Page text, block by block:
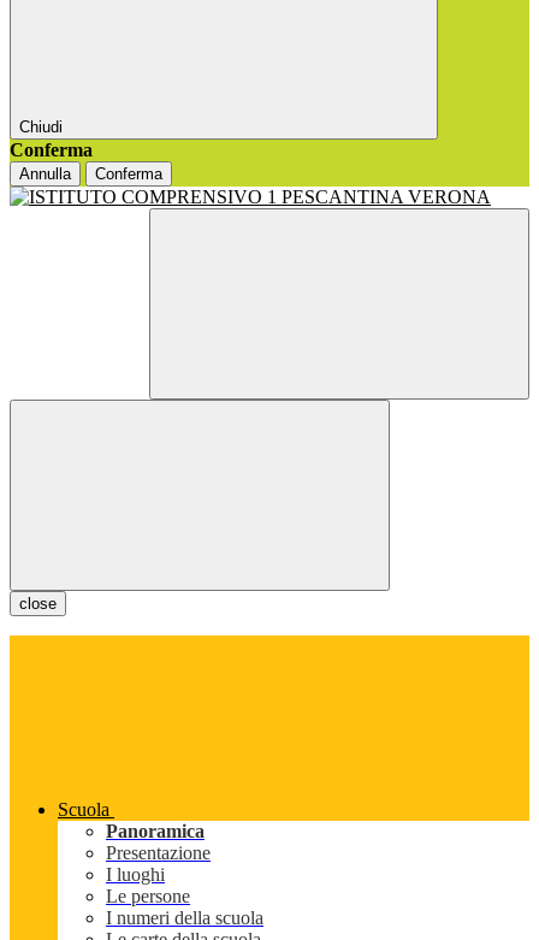
Chiudi
Conferma
Annulla Conferma
close
Scuola
Panoramica
Presentazione
I luoghi
Le persone
I numeri della scuola